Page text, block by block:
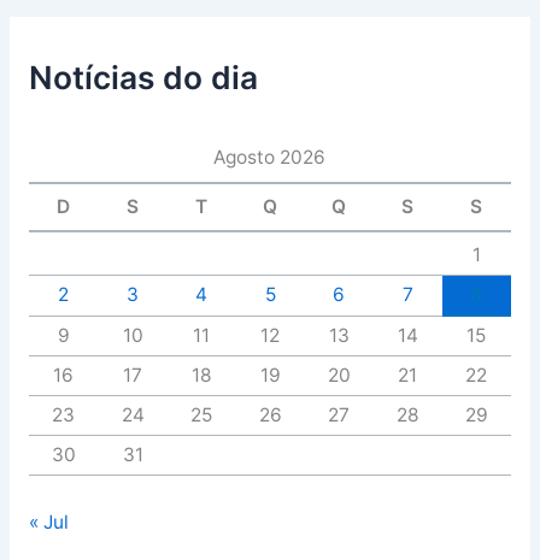
Notícias do dia
Agosto 2026
D S T Q Q S S
1
2
3 4 5 6 7
9
10 11 12 13 14
15
16
17 18 19 20 21
22
23
24 25 26 27 28
29
30
31
« Jul